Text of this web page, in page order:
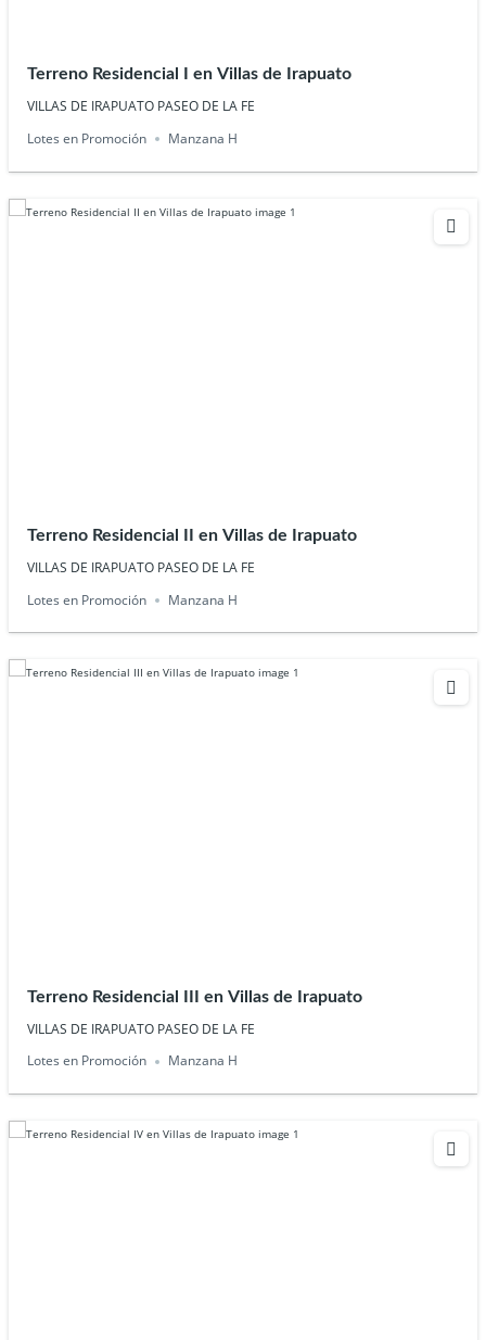
Terreno Residencial I en Villas de Irapuato
VILLAS DE IRAPUATO PASEO DE LA FE
Lotes en Promoción
Manzana H
Terreno Residencial II en Villas de Irapuato
VILLAS DE IRAPUATO PASEO DE LA FE
Lotes en Promoción
Manzana H
Terreno Residencial III en Villas de Irapuato
VILLAS DE IRAPUATO PASEO DE LA FE
Lotes en Promoción
Manzana H